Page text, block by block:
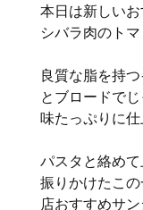
本日は新しい
シバラ肉のト
良質な脂を持
とブロードで
味たっぷりに仕
パスタと絡め
振りかけたこ
店おすすめサ